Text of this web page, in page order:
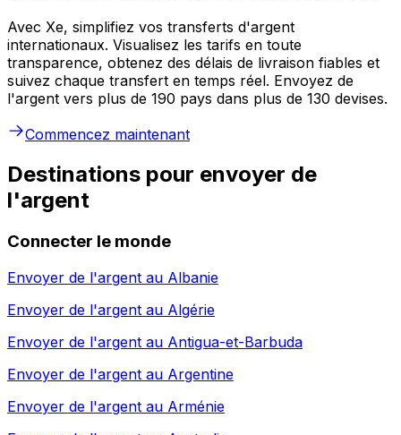
Avec Xe, simplifiez vos transferts d'argent
internationaux. Visualisez les tarifs en toute
transparence, obtenez des délais de livraison fiables et
suivez chaque transfert en temps réel. Envoyez de
l'argent vers plus de 190 pays dans plus de 130 devises.
Commencez maintenant
Destinations pour envoyer de
l'argent
Connecter le monde
Envoyer de l'argent au Albanie
Envoyer de l'argent au Algérie
Envoyer de l'argent au Antigua-et-Barbuda
Envoyer de l'argent au Argentine
Envoyer de l'argent au Arménie